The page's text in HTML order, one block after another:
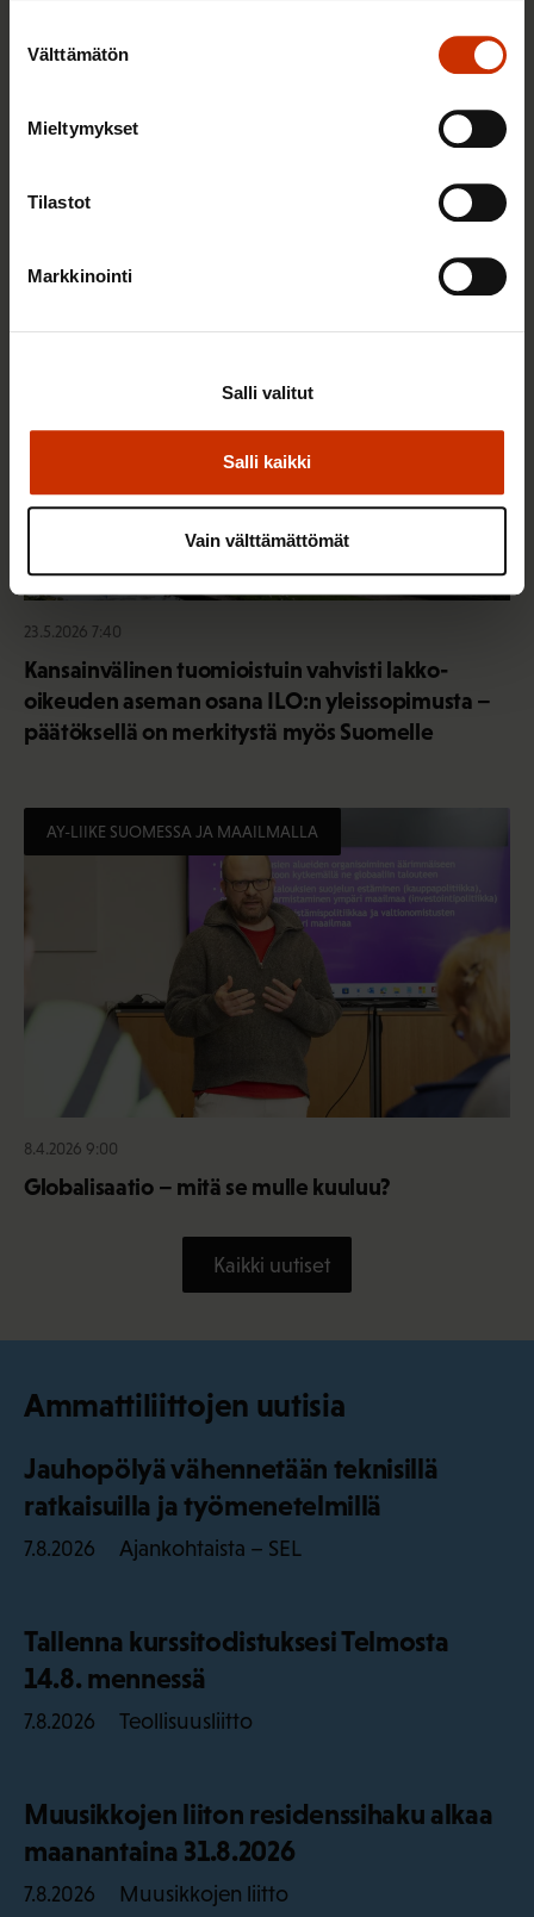
valinta
Välttämätön
Mieltymykset
Tilastot
Markkinointi
Salli kaikki
Salli valitut
Vain välttämättömät
Työelämän ammattilaiset: Panemme olutta,
jonka takana voimme ylpeänä seisoa
23.5.2026 7:40
Kansainvälinen tuomioistuin vahvisti lakko-
oikeuden aseman osana ILO:n yleissopimusta –
päätöksellä on merkitystä myös Suomelle
AY-LIIKE SUOMESSA JA MAAILMALLA
8.4.2026 9:00
Globalisaatio – mitä se mulle kuuluu?
Kaikki uutiset
Ammattiliittojen uutisia
Jauhopölyä vähennetään teknisillä
ratkaisuilla ja työmenetelmillä
7.8.2026 Ajankohtaista – SEL
Tallenna kurssitodistuksesi Telmosta
14.8. mennessä
7.8.2026 Teollisuusliitto
Muusikkojen liiton residenssihaku alkaa
maanantaina 31.8.2026
7.8.2026 Muusikkojen liitto